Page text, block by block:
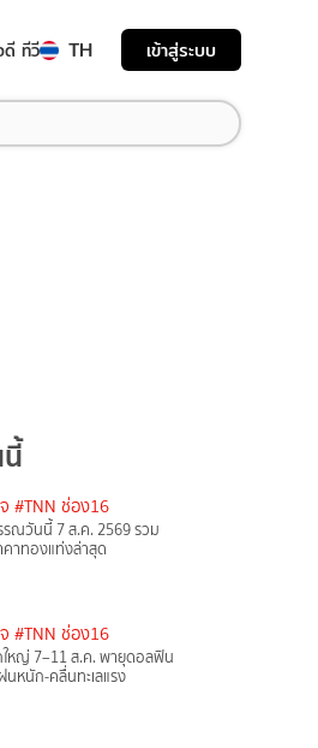
ดี ทีวี TH เข้าสู่ระบบ
#TNN ช่อง16
ณวันนี้ 7 ส.ค. 2569 รวม
คาทองแท่งล่าสุด
#TNN ช่อง16
หญ่ 7–11 ส.ค. พายุดอลฟิน
หนัก-คลื่นทะเลแรง